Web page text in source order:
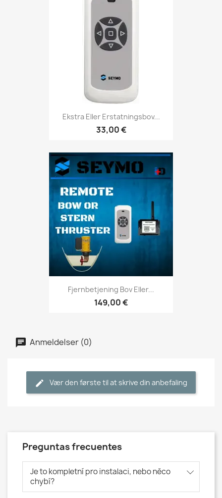
Ekstra Eller Erstatningsbov...
33,00 €
Fjernbetjening Bov Eller...
149,00 €
Anmeldelser (0)
Vær den første til at skrive din anbefaling
Preguntas frecuentes
Je to kompletní pro instalaci, nebo něco
chybí?